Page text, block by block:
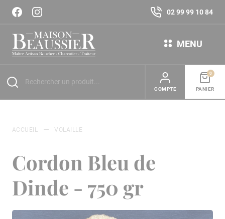
02 99 99 10 84
MENU
COMPTE PANIER
0
ACCUEIL VOLAILLE
Cordon Bleu de
Dinde - 750 gr